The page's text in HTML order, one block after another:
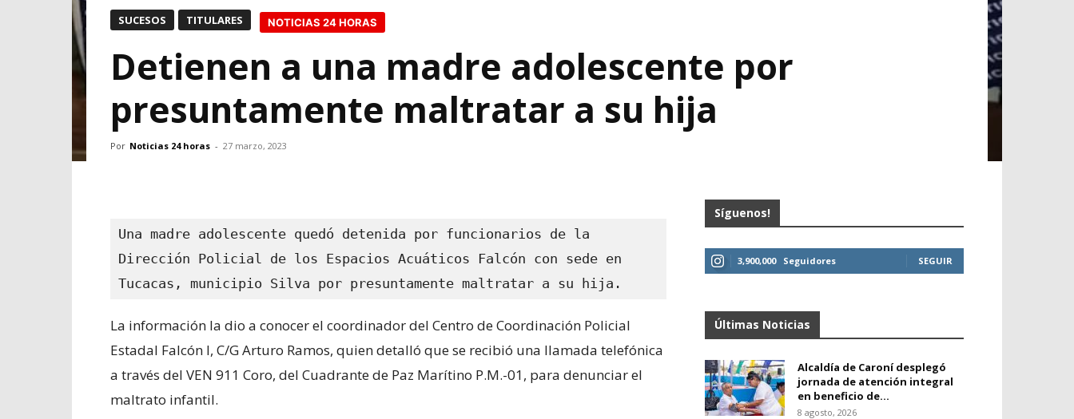
SUCESOS TITULARES NOTICIAS 24 HORAS
Detienen a una madre adolescente por
presuntamente maltratar a su hija
Por Noticias 24 horas - 27 marzo, 2023
Una madre adolescente quedó detenida por funcionarios de la
Dirección Policial de los Espacios Acuáticos Falcón con sede en
Tucacas, municipio Silva por presuntamente maltratar a su hija.
La información la dio a conocer el coordinador del Centro de Coordinación Policial
Estadal Falcón l, C/G Arturo Ramos, quien detalló que se recibió una llamada telefónica
a través del VEN 911 Coro, del Cuadrante de Paz Marítino P.M.-01, para denunciar el
maltrato infantil.
Síguenos!
3,900,000 Seguidores SEGUIR
Últimas Noticias
Alcaldía de Caroní desplegó
jornada de atención integral
en beneficio de...
8 agosto, 2026